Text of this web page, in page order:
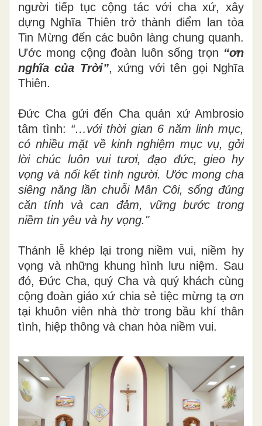
người tiếp tục cộng tác với cha xứ, xây
dựng Nghĩa Thiên trở thành điểm lan tỏa
Tin Mừng đến các buôn làng chung quanh.
Ước mong cộng đoàn luôn sống trọn “ơn
nghĩa của Trời”, xứng với tên gọi Nghĩa
Thiên.
Đức Cha gửi đến Cha quản xứ Ambrosio
tâm tình: “…với thời gian 6 năm linh mục,
có nhiều mặt về kinh nghiệm mục vụ, gởi
lời chúc luôn vui tươi, đạo đức, gieo hy
vọng và nối kết tình người. Ước mong cha
siêng năng lần chuỗi Mân Côi, sống đúng
căn tính và can đảm, vững bước trong
niềm tin yêu và hy vọng."
Thánh lễ khép lại trong niềm vui, niềm hy
vọng và những khung hình lưu niệm. Sau
đó, Đức Cha, quý Cha và quý khách cùng
cộng đoàn giáo xứ chia sẻ tiệc mừng tạ ơn
tại khuôn viên nhà thờ trong bầu khí thân
tình, hiệp thông và chan hòa niềm vui.